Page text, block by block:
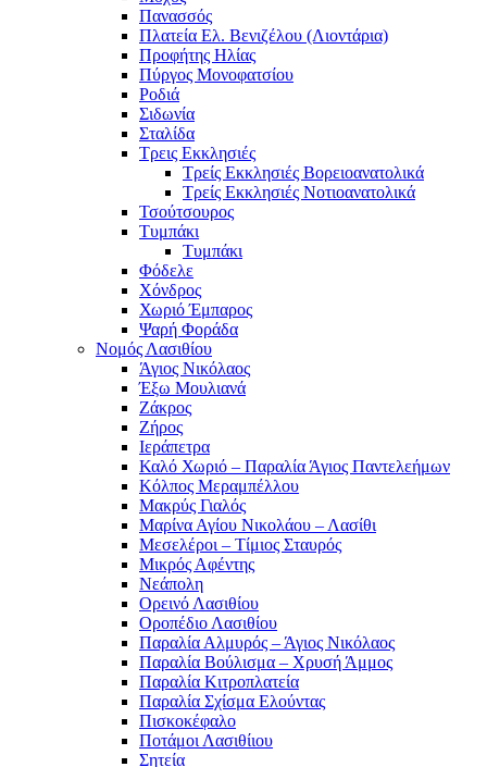
Πανασσός
Πλατεία Ελ. Βενιζέλου (Λιοντάρια)
Προφήτης Ηλίας
Πύργος Μονοφατσίου
Ροδιά
Σιδωνία
Σταλίδα
Τρεις Εκκλησιές
Τρείς Εκκλησιές Βορειοανατολικά
Τρείς Εκκλησιές Νοτιοανατολικά
Τσούτσουρος
Τυμπάκι
Τυμπάκι
Φόδελε
Χόνδρος
Χωριό Έμπαρος
Ψαρή Φοράδα
Νομός Λασιθίου
Άγιος Νικόλαος
Έξω Μουλιανά
Ζάκρος
Ζήρος
Ιεράπετρα
Καλό Χωριό – Παραλία Άγιος Παντελεήμων
Κόλπος Μεραμπέλλου
Μακρύς Γιαλός
Μαρίνα Αγίου Νικολάου – Λασίθι
Μεσελέροι – Τίμιος Σταυρός
Μικρός Αφέντης
Νεάπολη
Ορεινό Λασιθίου
Οροπέδιο Λασιθίου
Παραλία Αλμυρός – Άγιος Νικόλαος
Παραλία Βούλισμα – Χρυσή Άμμος
Παραλία Κιτροπλατεία
Παραλία Σχίσμα Ελούντας
Πισκοκέφαλο
Ποτάμοι Λασιθίιου
Σητεία